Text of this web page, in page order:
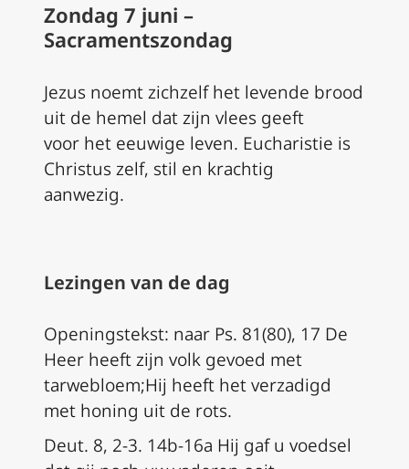
Zondag 7 juni –
Sacramentszondag
Jezus noemt zichzelf het levende brood
uit de hemel dat zijn vlees geeft
voor het eeuwige leven. Eucharistie is
Christus zelf, stil en krachtig
aanwezig.
Lezingen van de dag
Openingstekst: naar Ps. 81(80), 17 De
Heer heeft zijn volk gevoed met
tarwebloem;Hij heeft het verzadigd
met honing uit de rots.
Deut. 8, 2-3. 14b-16a Hij gaf u voedsel